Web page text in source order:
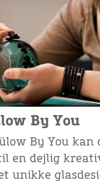
By You
By You kan
en dejlig
unikke